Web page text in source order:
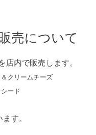
売について
店内で販売します。
クリームチーズ
ード
す。